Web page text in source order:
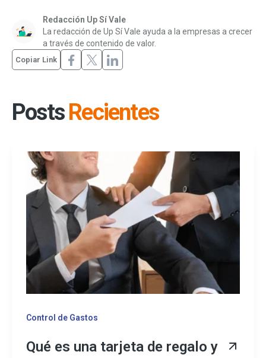
Redacción Up Sí Vale
La redacción de Up Sí Vale ayuda a la empresas a crecer
a través de contenido de valor.
Copiar Link
Posts Recientes
Control de Gastos
Qué es una tarjeta de regalo y